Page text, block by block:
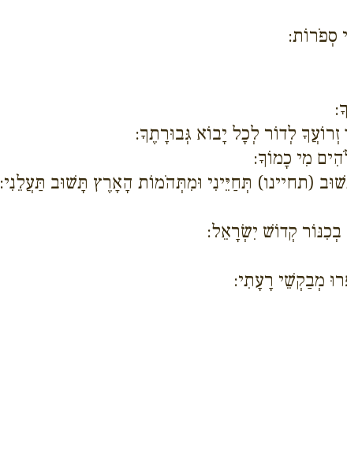
סְפֹרוֹת:
לְדוֹר לְכָל יָבוֹא גְּבוּרָתֶךָ:
מִי כָמוֹךָ:
(תחיינו) תְּחַיֵּינִי וּמִתְּהֹמוֹת הָאָרֶץ תָּשׁוּב תַּעֲלֵנִי:
קְדוֹשׁ יִשְׂרָאֵל:
מְבַקְשֵׁי רָעָתִי: